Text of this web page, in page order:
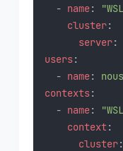
  -
name:
cluster:
server:
users:
  -
name:
contexts:
  -
name:
context:
cluster: